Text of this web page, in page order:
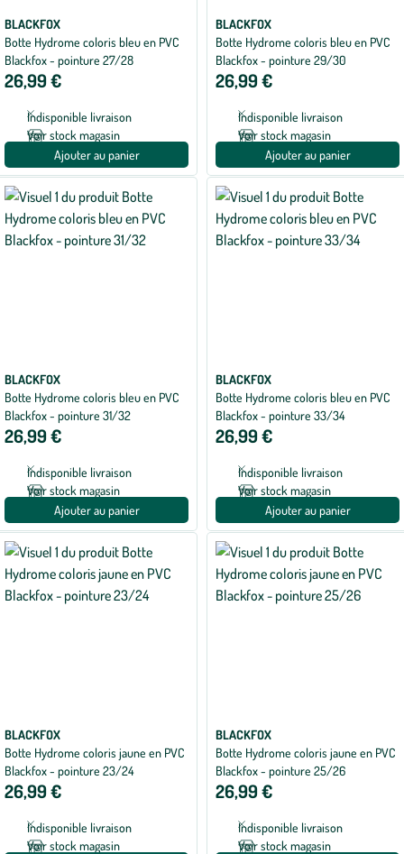
BLACKFOX
Botte Hydrome coloris bleu en PVC
Blackfox - pointure 27/28
26,99 €
Indisponible livraison
Voir stock magasin
Ajouter au panier
BLACKFOX
Botte Hydrome coloris bleu en PVC
Blackfox - pointure 29/30
26,99 €
Indisponible livraison
Voir stock magasin
Ajouter au panier
BLACKFOX
Botte Hydrome coloris bleu en PVC
Blackfox - pointure 31/32
26,99 €
Indisponible livraison
Voir stock magasin
Ajouter au panier
BLACKFOX
Botte Hydrome coloris bleu en PVC
Blackfox - pointure 33/34
26,99 €
Indisponible livraison
Voir stock magasin
Ajouter au panier
BLACKFOX
Botte Hydrome coloris jaune en PVC
Blackfox - pointure 23/24
26,99 €
Indisponible livraison
Voir stock magasin
BLACKFOX
Botte Hydrome coloris jaune en PVC
Blackfox - pointure 25/26
26,99 €
Indisponible livraison
Voir stock magasin